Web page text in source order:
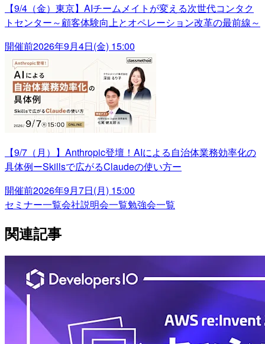
【9/4（金）東京】AIチームメイトが変える次世代コンタク
トセンター～顧客体験向上とオペレーション改革の最前線～
開催前2026年9月4日(金) 15:00
【9/7（月）】Anthropic登壇！AIによる自治体業務効率化の
具体例ーSkillsで広がるClaudeの使い方ー
開催前2026年9月7日(月) 15:00
セミナー一覧会社説明会一覧勉強会一覧
関連記事